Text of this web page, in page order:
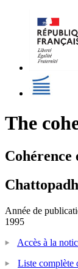
The
Année de
1995
Accès à la
Liste complète